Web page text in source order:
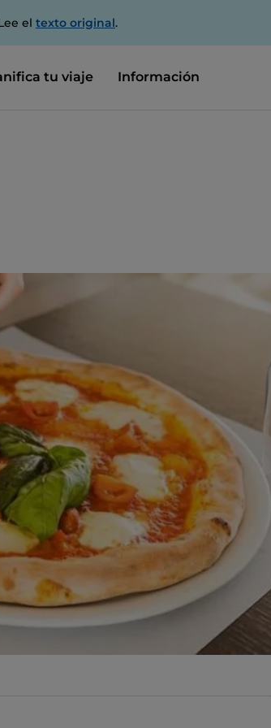
el texto original.
tu viaje Información